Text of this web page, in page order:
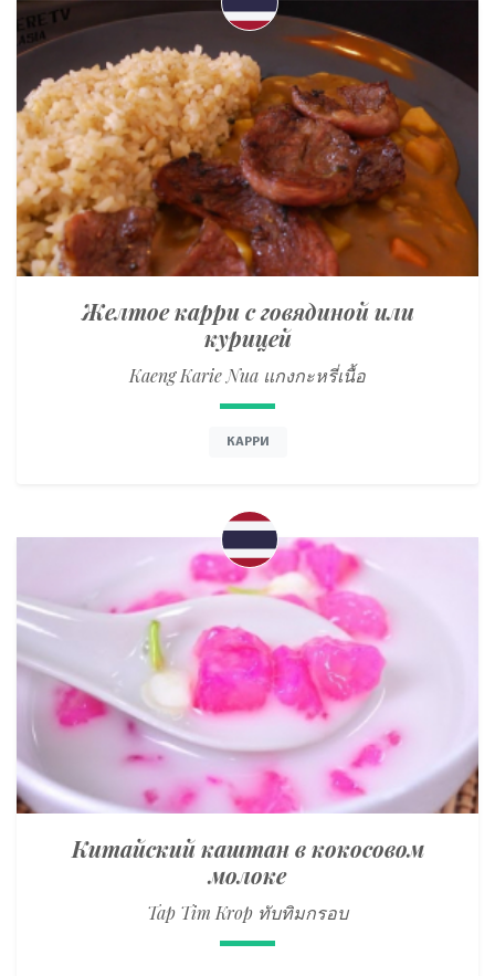
Желтое карри с говядиной или
курицей
Kaeng Karie Nua แกงกะหรี่เนื้อ
КАРРИ
Китайский каштан в кокосовом
молоке
Tap Tim Krop ทับทิมกรอบ